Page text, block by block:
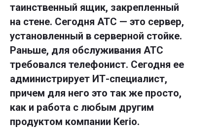
таинственный ящик, закрепленный
на стене. Сегодня АТС — это сервер,
установленный в серверной стойке.
Раньше, для обслуживания АТС
требовался телефонист. Сегодня ее
администрирует ИТ-специалист,
причем для него это так же просто,
как и работа с любым другим
продуктом компании Kerio.